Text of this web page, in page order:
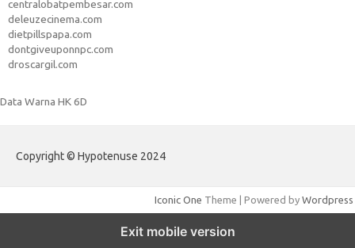
centralobatpembesar.com
deleuzecinema.com
dietpillspapa.com
dontgiveuponnpc.com
droscargil.com
Data Warna HK 6D
Copyright © Hypotenuse 2024
Iconic One Theme | Powered by Wordpress
Exit mobile version